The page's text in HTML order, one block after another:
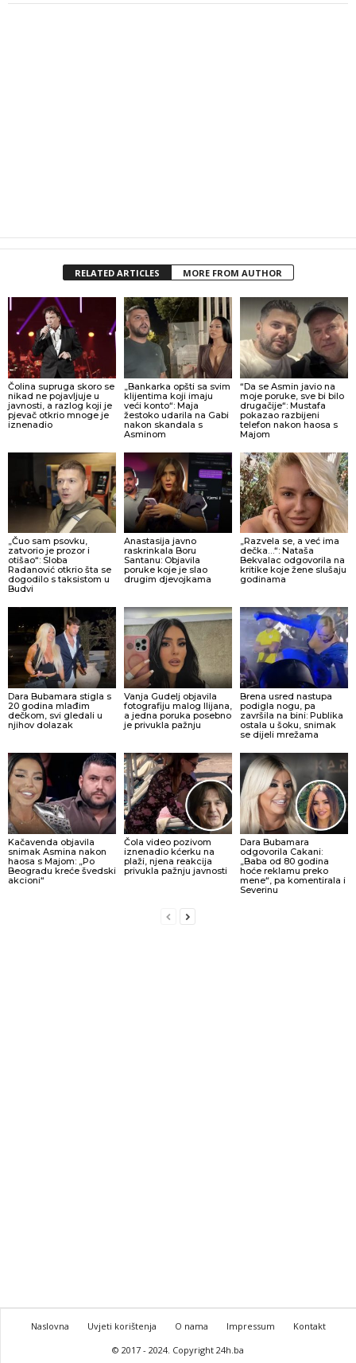
RELATED ARTICLES MORE FROM AUTHOR
Čolina supruga skoro se
nikad ne pojavljuje u
javnosti, a razlog koji je
pjevač otkrio mnoge je
iznenadio
„Bankarka opšti sa svim
klijentima koji imaju
veći konto“: Maja
žestoko udarila na Gabi
nakon skandala s
Asminom
“Da se Asmin javio na
moje poruke, sve bi bilo
drugačije“: Mustafa
pokazao razbijeni
telefon nakon haosa s
Majom
„Čuo sam psovku,
zatvorio je prozor i
otišao“: Sloba
Radanović otkrio šta se
dogodilo s taksistom u
Budvi
Anastasija javno
raskrinkala Boru
Santanu: Objavila
poruke koje je slao
drugim djevojkama
„Razvela se, a već ima
dečka…“: Nataša
Bekvalac odgovorila na
kritike koje žene slušaju
godinama
Dara Bubamara stigla s
20 godina mlađim
dečkom, svi gledali u
njihov dolazak
Vanja Gudelj objavila
fotografiju malog Ilijana,
a jedna poruka posebno
je privukla pažnju
Brena usred nastupa
podigla nogu, pa
završila na bini: Publika
ostala u šoku, snimak
se dijeli mrežama
Kačavenda objavila
snimak Asmina nakon
haosa s Majom: „Po
Beogradu kreće švedski
akcioni“
Čola video pozivom
iznenadio kćerku na
plaži, njena reakcija
privukla pažnju javnosti
Dara Bubamara
odgovorila Cakani:
„Baba od 80 godina
hoće reklamu preko
mene“, pa komentirala i
Severinu
Naslovna Uvjeti korištenja O nama Impressum
Kontakt
© 2017 - 2024. Copyright 24h.ba